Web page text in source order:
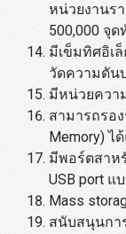
หน่วยงานร
500,000 จุ
มีเข็มทิศอิเ
วัดความดัน
มีหน่วยควา
สามารถรอ
Memory) ไ
มีพอร์ตสาห
USB port แ
Mass
สนับสนุนกา